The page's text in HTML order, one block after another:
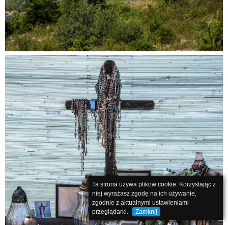
Ta strona używa plikow cookie. Korzystając z
niej wyrażasz zgodę na ich używanie,
zgodnie z aktualnymi ustawieniami
przeglądarki.
Zamknij